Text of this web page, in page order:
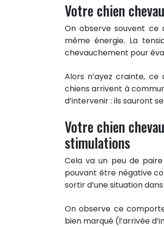
Votre chien
On observe souvent ce
même énergie. La
chevauchement pour
Alors n’ayez crainte,
chiens arrivent à
d’intervenir : ils sauront
Votre chien
stimulations
Cela va un peu de
pouvant être négative
sortir d’une situation
On observe ce
bien marqué (l’arrivée